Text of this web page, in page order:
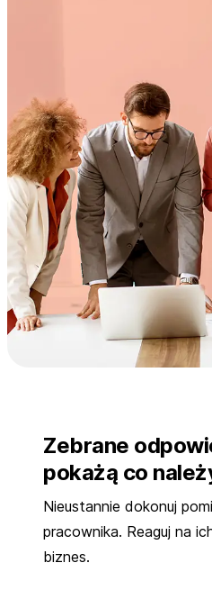
Zebrane
pokażą co
Nieustannie dokonuj
pracownika. Reaguj na
biznes.